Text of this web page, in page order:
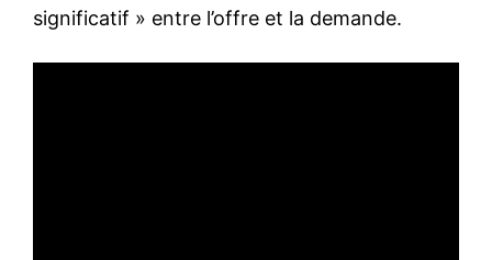
significatif » entre l’offre et la demande.